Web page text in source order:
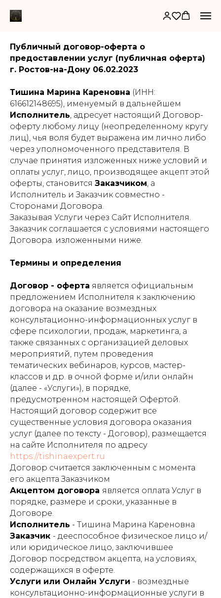
Публичный договор-оферта о
предоставлении услуг (публичная оферта)
г. Ростов-на-Дону 06.02.2023
Тишина Марина Кареновна (ИНН:
616612148695), именуемый в дальнейшем
Исполнитель, адресует настоящий Договор-
оферту любому лицу (неопределенному кругу
лиц), чья воля будет выражена им лично либо
через уполномоченного представителя. В
случае принятия изложенных ниже условий и
оплаты услуг, лицо, производящее акцепт этой
оферты, становится Заказчиком, а
Исполнитель и Заказчик совместно -
Сторонами Договора.
Заказывая Услуги через Сайт Исполнителя.
Заказчик соглашается с условиями настоящего
Договора. изложенными ниже.
Термины и определения
Договор - оферта является официальным
предложением Исполнителя к заключению
договора на оказание возмездных
консультационно-информационных услуг в
сфере психологии, продаж, маркетинга, а
также связанных с организацией деловых
мероприятий, путем проведения
тематических вебинаров, курсов, мастер-
классов и др. в очной форме и/или онлайн
(далее - «Услуги»), в порядке,
предусмотренном настоящей Офертой.
Настоящий договор содержит все
существенные условия договора оказания
услуг (далее по тексту - Договор), размещается
на сайте Исполнителя по адресу
https://tishinaexpert.ru
Договор считается заключенным с момента
его акцепта Заказчиком
Акцептом договора является оплата Услуг в
порядке, размере и сроки, указанные в
Договоре.
Исполнитель - Тишина Марина Кареновна
Заказчик - дееспособное физическое лицо и/
или юридическое лицо, заключившее
Договор посредством акцепта, на условиях,
содержащихся в оферте.
Услуги или Онлайн Услуги - возмездные
консультационно-информационные услуги в